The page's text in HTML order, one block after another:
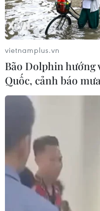
vietnamplus.vn
Bão Dolphin
Quốc, cảnh báo